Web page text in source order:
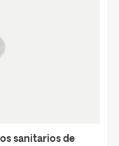
sanitarios de